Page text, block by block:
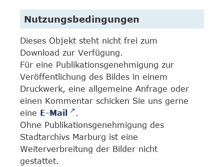
Nutzungsbedingungen
Dieses Objekt steht nicht frei zum
Download zur Verfügung.
Für eine Publikationsgenehmigung zur
Veröffentlichung des Bildes in einem
Druckwerk, eine allgemeine Anfrage oder
einen Kommentar schicken Sie uns gerne
eine E-Mail
.
Ohne Publikationsgenehmigung des
Stadtarchivs Marburg ist eine
Weiterverbreitung der Bilder nicht
gestattet.